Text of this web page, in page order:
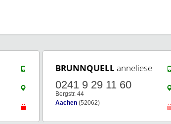
BRUNNQUELL anneliese
0241 9 29 11 60
Bergstr. 44
Aachen (52062)